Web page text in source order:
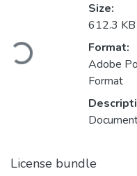
Loading...
Size:
612.3 KB
Format:
Adobe
Format
License bundle